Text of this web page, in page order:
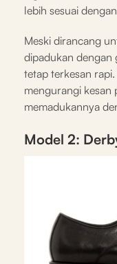
lebih sesuai
Meski dirancang
dipadukan dengan
tetap terkesan
mengurangi kesan
memadukannya
Model 2: